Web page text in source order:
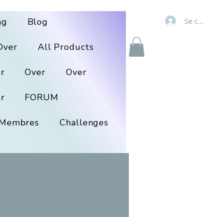
Se
Blog
All Products
Over Over
FORUM
Challenges